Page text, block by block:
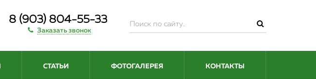
8 (903) 804-55-33
Заказать звонок
СТАТЬИ ФОТОГАЛЕРЕЯ КОНТАКТЫ